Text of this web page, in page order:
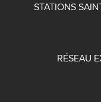
STATIONS
RÉSEAU